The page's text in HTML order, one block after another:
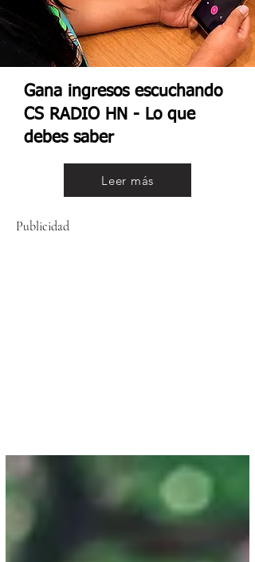
Gana ingresos escuchando
CS RADIO HN - Lo que
debes saber
Leer más
Publicidad